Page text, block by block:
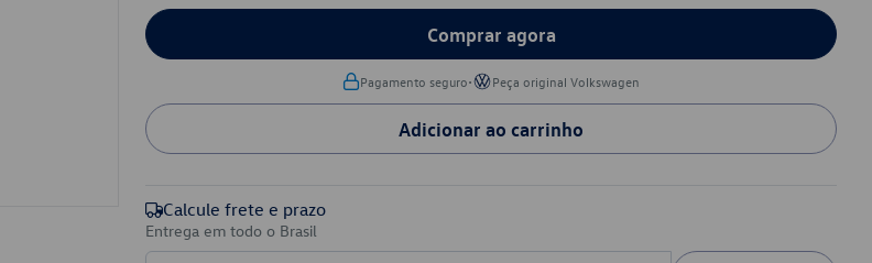
Comprar agora
Pagamento seguro• Peça original Volkswagen
Adicionar ao carrinho
Calcule frete e prazo
Entrega em todo o Brasil